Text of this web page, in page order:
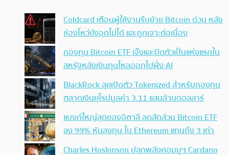
Coldcard เตือนผู้ใช้งานรีบย้าย Bitcoin ด่วน หลัง
ช่องโหว่ยังอุดไม่ได้ และถูกเจาะต่อเนื่อง
กองทุน Bitcoin ETF เจ๊งและปิดตัวเป็นแห่งแรกใน
สหรัฐหลังเงินทุนไหลออกไปฝั่ง AI
BlackRock ลุยเปิดตัว Tokenized สำหรับกองทุน
ตลาดเงินยุโรปมูลค่า 3.11 แสนล้านดอลลาร์
แบงก์ใหญ่สุดของอิตาลี ลดสัดส่วน Bitcoin ETF
ลง 99% หันลงทุน ใน Ethereum แทนถึง 3 เท่า
Charles Hoskinson ปลุกพลังคอมมูฯ Cardano